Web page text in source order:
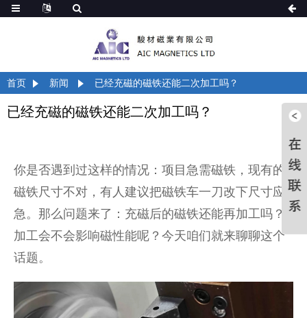
首页 新闻 已经充磁的磁铁还能二次加工吗？
已经充磁的磁铁还能二次加工吗？
你是否遇到过这样的情况：项目急需磁铁，现有的
磁铁尺寸不对，有人建议把磁铁车一刀改下尺寸应
急。那么问题来了：充磁后的磁铁还能再加工吗？
加工会不会影响磁性能呢？今天咱们就来聊聊这个
话题。